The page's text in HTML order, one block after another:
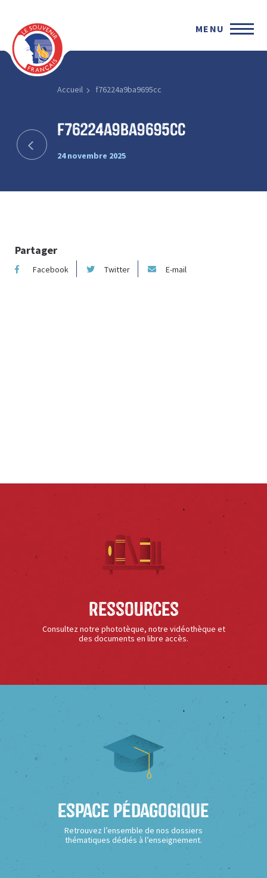
MENU
Accueil f76224a9ba9695cc
f76224a9ba9695cc
24 novembre 2025
Partager
Facebook Twitter E-mail
Ressources
Consultez notre phototèque, notre vidéothèque et
des documents en libre accès.
Espace Pédagogique
Retrouvez l’ensemble de nos dossiers
thématiques dédiés à l’enseignement.